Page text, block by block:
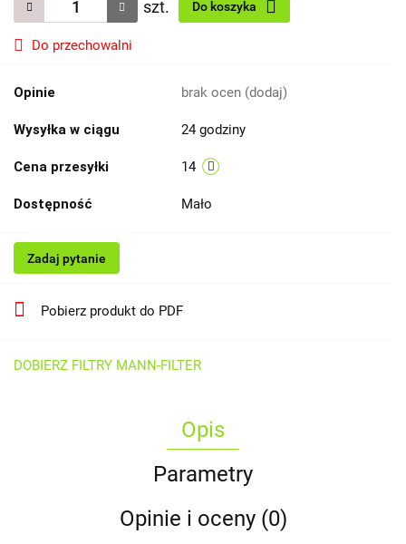
szt. Do koszyka
Do przechowalni
Opinie brak ocen (dodaj)
Wysyłka w ciągu 24 godziny
Cena przesyłki 14
Dostępność Mało
Zadaj pytanie
Pobierz produkt do PDF
DOBIERZ FILTRY MANN-FILTER
Opis
Parametry
Opinie i oceny (0)